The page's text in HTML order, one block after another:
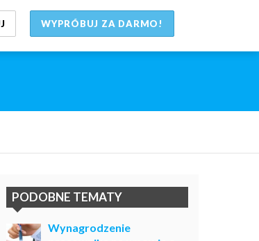
WYPRÓBUJ ZA DARMO!
PODOBNE TEMATY
Wynagrodzenie